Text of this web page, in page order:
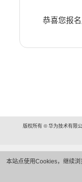
本站点使用Cookies，继续
恭喜您报
版权所有 © 华为技术有限